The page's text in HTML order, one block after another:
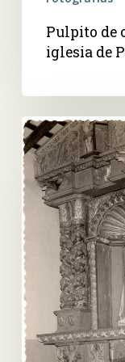
Pulpito de
iglesia de
Virgen
de
vestir,
altar
menor
de
la
iglesia
de
Piribebuy